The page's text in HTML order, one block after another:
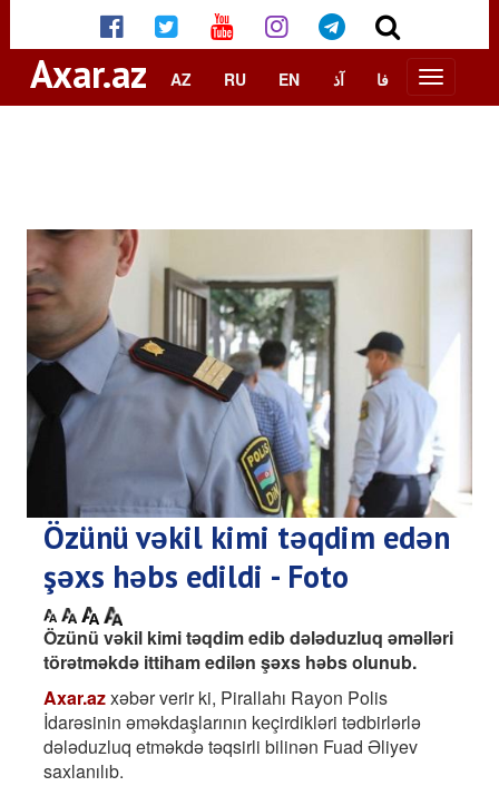
Axar.az AZ RU EN آذ فا
Özünü vəkil kimi təqdim edən
şəxs həbs edildi - Foto
Özünü vəkil kimi təqdim edib dələduzluq əməlləri
törətməkdə ittiham edilən şəxs həbs olunub.
Axar.azxəbər verir ki, Pirallahı Rayon Polis
İdarəsinin əməkdaşlarının keçirdikləri tədbirlərlə
dələduzluq etməkdə təqsirli bilinən Fuad Əliyev
saxlanılıb.